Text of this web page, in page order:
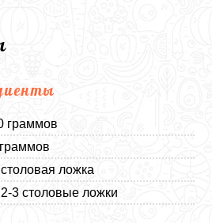
граммов
ложка
3 столовые ложки